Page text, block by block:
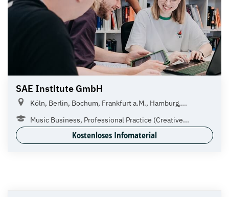
SAE Institute GmbH
Köln, Berlin, Bochum, Frankfurt a.M., Hamburg,...
Music Business, Professional Practice (Creative...
Kostenloses Infomaterial